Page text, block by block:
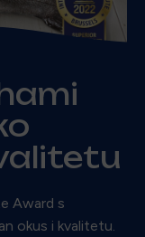
Award s
okus i kvalitetu.